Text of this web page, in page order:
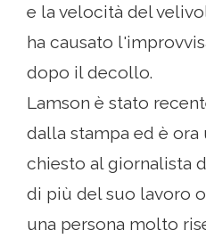
e la velocità del
ha causato
dopo il decollo.
Lamson è stato
dalla stampa ed è ora
chiesto al giornalista
di più del suo lavoro
una persona molto